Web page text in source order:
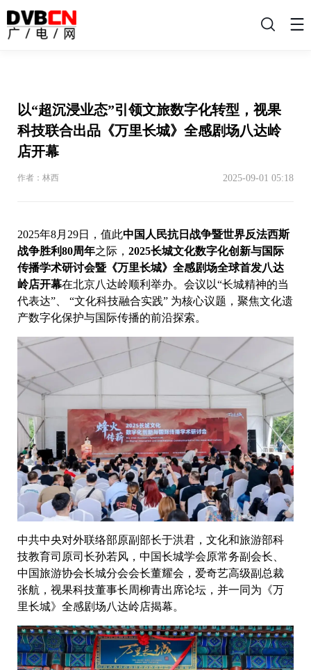
搜
以“超沉浸业态”引领文旅数字化转型，视果
科技联合出品《万里长城》全感剧场八达岭
店开幕
作者：林西 2025-09-01 05:18
2025年8月29日，值此中国人民抗日战争暨世界反法西斯
战争胜利80周年之际， 2025长城文化数字化创新与国际
传播学术研讨会暨《万里长城》全感剧场全球首发八达
岭店开幕在北京八达岭顺利举办。会议以“长城精神的当
代表达”、 “文化科技融合实践” 为核心议题，聚焦文化遗
产数字化保护与国际传播的前沿探索。
中共中央对外联络部原副部长于洪君，文化和旅游部科
技教育司原司长孙若风，中国长城学会原常务副会长、
中国旅游协会长城分会会长董耀会，爱奇艺高级副总裁
张航，视果科技董事长周柳青出席论坛，并一同为《万
里长城》全感剧场八达岭店揭幕。